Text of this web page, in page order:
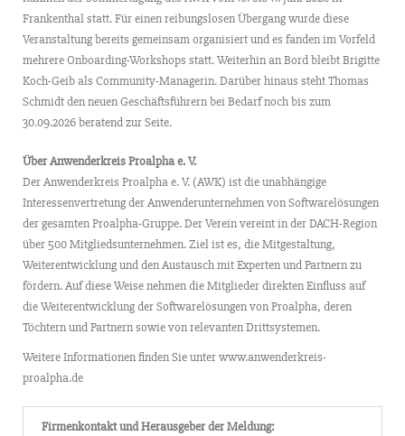
Frankenthal statt. Für einen reibungslosen Übergang wurde diese
Veranstaltung bereits gemeinsam organisiert und es fanden im Vorfeld
mehrere Onboarding-Workshops statt. Weiterhin an Bord bleibt Brigitte
Koch-Geib als Community-Managerin. Darüber hinaus steht Thomas
Schmidt den neuen Geschäftsführern bei Bedarf noch bis zum
30.09.2026 beratend zur Seite.
Über Anwenderkreis Proalpha e. V.
Der Anwenderkreis Proalpha e. V. (AWK) ist die unabhängige
Interessenvertretung der Anwenderunternehmen von Softwarelösungen
der gesamten Proalpha-Gruppe. Der Verein vereint in der DACH-Region
über 500 Mitgliedsunternehmen. Ziel ist es, die Mitgestaltung,
Weiterentwicklung und den Austausch mit Experten und Partnern zu
fördern. Auf diese Weise nehmen die Mitglieder direkten Einfluss auf
die Weiterentwicklung der Softwarelösungen von Proalpha, deren
Töchtern und Partnern sowie von relevanten Drittsystemen.
Weitere Informationen finden Sie unter www.anwenderkreis-
proalpha.de
Firmenkontakt und Herausgeber der Meldung: